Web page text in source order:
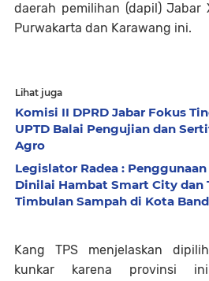
daerah pemilihan (dapil) Jabar
Purwakarta dan Karawang ini.
Lihat juga
Komisi II DPRD Jabar Fokus
UPTD Balai Pengujian dan
Agro
Legislator Radea :
Dinilai Hambat Smart City dan
Timbulan Sampah di Kota
Kang TPS menjelaskan
kunkar karena provinsi